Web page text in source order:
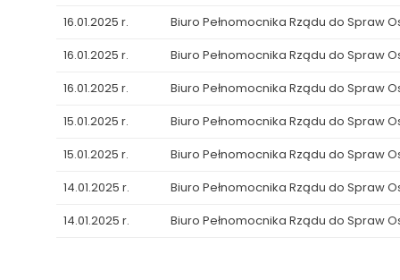
16.01.2025 r.
Biuro Pełnomocnika Rządu do Spraw
16.01.2025 r.
Biuro Pełnomocnika Rządu do Spraw
16.01.2025 r.
Biuro Pełnomocnika Rządu do Spraw
15.01.2025 r.
Biuro Pełnomocnika Rządu do Spraw
15.01.2025 r.
Biuro Pełnomocnika Rządu do Spraw
14.01.2025 r.
Biuro Pełnomocnika Rządu do Spraw
14.01.2025 r.
Biuro Pełnomocnika Rządu do Spraw